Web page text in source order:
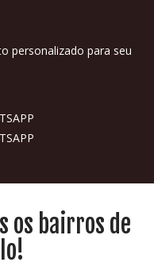
personalizado para seu
os bairros de